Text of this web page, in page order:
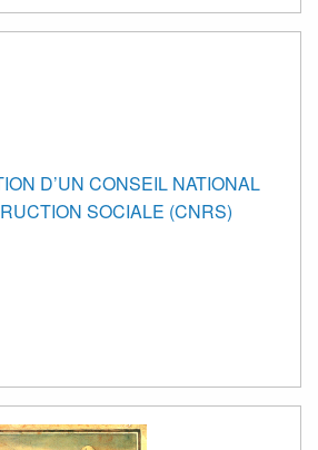
D’UN CONSEIL NATIONAL
SOCIALE (CNRS)